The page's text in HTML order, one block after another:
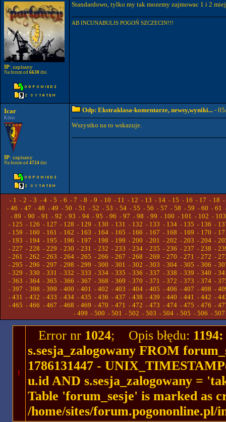
IP: zapisany
Na forum od 6630 dni
Standardowo, tylko my tak mozemy zajmowac 1 i 2
AB INCUNABULIS POGOŃ SZCZECIN!!!
Icar
Kibic
IP: zapisany
Na forum od 4724 dni
Odp: Ekstraklasa-komentarze, newsy,wyniki... -
Wszystko na to wskazuje.
- 1 - 2 - 3 - 4- 5 - 6 - 7 - 8 - 9 - 10 - 11 - 12 - 13 - 14- 15 - 16 - 17 - 18 -
- 46 - 47 - 48 - 49 - 50 - 51 - 52 - 53 - 54 - 55 - 56 - 57 - 58 - 59 - 60 - 61
- 89 - 90 - 91 - 92 - 93 - 94 - 95 - 96 - 97 - 98 - 99 - 100 - 101 - 102 - 103
- 125 - 126 - 127 - 128 - 129 - 130 - 131 - 132 - 133 - 134- 135 - 136 -
- 159 - 160 - 161 - 162 - 163 - 164- 165 - 166 - 167 - 168 - 169 - 170 -
- 193 - 194- 195 - 196 - 197 - 198 - 199 - 200 - 201 - 202 - 203 - 204-
- 227 - 228 - 229 - 230 - 231 - 232 - 233 - 234- 235 - 236 - 237 - 238 -
- 261 - 262 - 263 - 264- 265 - 266 - 267 - 268 - 269 - 270 - 271 - 272 -
- 295 - 296 - 297 - 298 - 299 - 300 - 301 - 302 - 303 - 304- 305 - 306 -
- 329 - 330 - 331 - 332 - 333 - 334- 335 - 336 - 337 - 338 - 339 - 340 -
- 363 - 364- 365 - 366 - 367 - 368 - 369 - 370 - 371 - 372 - 373 - 374-
- 397 - 398 - 399 - 400 - 401 - 402 - 403 - 404- 405 - 406 - 407 - 408 -
- 431 - 432 - 433 - 434- 435 - 436 - 437 - 438 - 439 - 440 - 441 - 442 -
- 465 - 466 - 467 - 468 - 469 - 470 - 471 - 472 - 473 - 474- 475 - 476 -
- 499 - 500 - 501 - 502 - 503 - 504 - 505 - 506 - 507
!
Error nr 1024; Opis błędu:
s.sesja_zalogowany FROM
1786131447 -
u.id AND s.sesja_zalogowany =
Table 'forum_sesje' is marked as
/home/sites/forum.pogononline.pl/